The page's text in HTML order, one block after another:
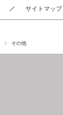
サイトマップ
その他